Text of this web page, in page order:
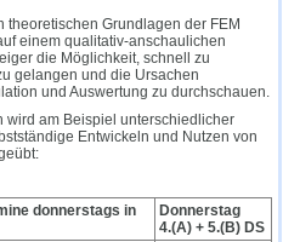
theoretischen Grundlagen der FEM
einem qualitativ-anschaulichen
die Möglichkeit, schnell zu
gelangen und die Ursachen
und Auswertung zu durchschauen.
am Beispiel unterschiedlicher
Entwickeln und Nutzen von
donnerstags in
Donnerstag
4.(A) + 5.(B) DS